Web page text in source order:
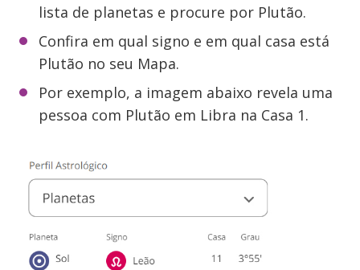
lista de planetas e procure por Plutão.
Confira em qual signo e em qual casa está
Plutão no seu Mapa.
Por exemplo, a imagem abaixo revela uma
pessoa com Plutão em Libra na Casa 1.